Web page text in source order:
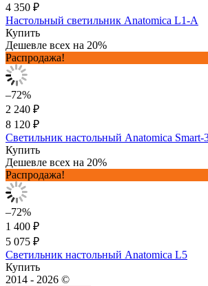
4 350 ₽
Настольный светильник Anatomica L1-A
Купить
Дешевле всех на 20%
Распродажа!
–72%
2 240 ₽
8 120 ₽
Светильник настольный Anatomica Smart-
Купить
Дешевле всех на 20%
Распродажа!
–72%
1 400 ₽
5 075 ₽
Светильник настольный Anatomica L5
Купить
2014 - 2026 ©